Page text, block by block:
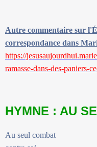
Autre commentaire sur
correspondance dans
https://
ramasse-dans-des-paniers-
HYMNE : AU
Au seul combat